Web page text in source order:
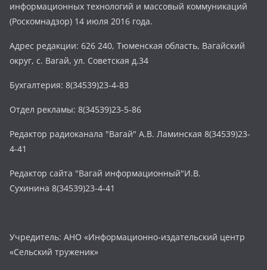
информационных технологий и массовый коммуникаций
(Роскомнадзор) 14 июля 2016 года.
Адрес редакции: 626 240, Тюменская область, Вагайский
округ, с. Вагай, ул. Советская д.34
Бухгалтерия: 8(34539)23-4-83
Отдел рекламы: 8(34539)23-5-86
Редактор радиоканала "Вагай" А.В. Ламинская 8(34539)23-
4-41
Редактор сайта "Вагай информационный"И.В.
Сухинина 8(34539)23-4-41
Учредитель: АНО «Информационно-издательский центр
«Сельский труженик»